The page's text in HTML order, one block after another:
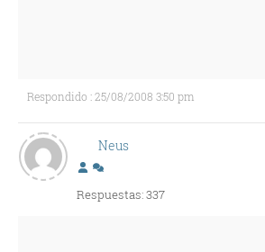
Respondido : 25/08/2008 3:50 pm
Neus
Respuestas: 337